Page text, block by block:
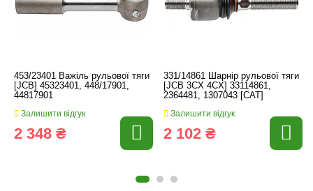
453/23401 Важіль рульової тяги
[JCB] 45323401, 448/17901,
44817901
Залишити відгук
2 348 ₴
331/14861 Шарнір рульової тяги
[JCB 3CX 4CX] 33114861,
2364481, 1307043 [CAT]
Залишити відгук
2 102 ₴